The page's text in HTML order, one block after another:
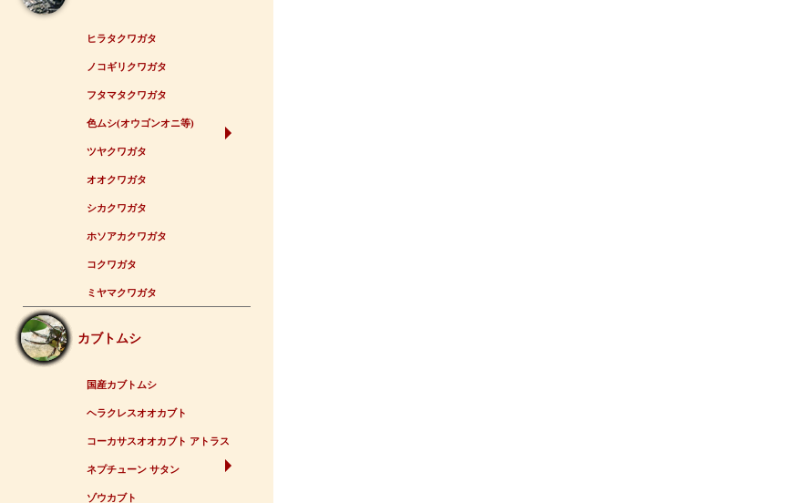
ヒラタクワガタ
ノコギリクワガタ
フタマタクワガタ
色ムシ(オウゴンオニ等)
ツヤクワガタ
オオクワガタ
シカクワガタ
ホソアカクワガタ
コクワガタ
ミヤマクワガタ
カブトムシ
国産カブトムシ
ヘラクレスオオカブト
コーカサスオオカブト アトラス
ネプチューン サタン
ゾウカブト